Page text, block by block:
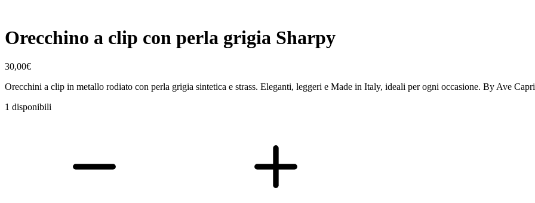
Orecchino a clip con perla grigia Sharpy
30,00€
Orecchini a clip in metallo rodiato con perla grigia sintetica e strass. Eleganti, leggeri e Made in Italy, ideali per ogni occasione. By Ave
1 disponibili